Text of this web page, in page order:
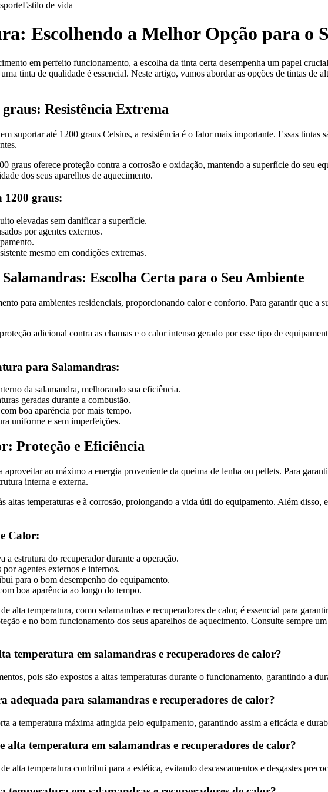
Estilo de vida
Escolhendo a Melhor Opção para o
em perfeito funcionamento, a escolha da tinta certa desempenha um papel
tinta de qualidade é essencial. Neste artigo, vamos abordar as opções de tintas de
Resistência Extrema
suportar até 1200 graus Celsius, a resistência é o fator mais importante. Essas
graus oferece proteção contra a corrosão e oxidação, mantendo a superfície do seu
dos seus aparelhos de aquecimento.
1200 graus:
elevadas sem danificar a superfície.
por agentes externos.
mesmo em condições extremas.
Escolha Certa para o Seu Ambiente
para ambientes residenciais, proporcionando calor e conforto. Para garantir que a
adicional contra as chamas e o calor intenso gerado por esse tipo de
para Salamandras:
da salamandra, melhorando sua eficiência.
geradas durante a combustão.
boa aparência por mais tempo.
uniforme e sem imperfeições.
Proteção e Eficiência
aproveitar ao máximo a energia proveniente da queima de lenha ou pellets. Para
interna e externa.
altas temperaturas e à corrosão, prolongando a vida útil do equipamento. Além
Calor:
a estrutura do recuperador durante a operação.
agentes externos e internos.
para o bom desempenho do equipamento.
boa aparência ao longo do tempo.
alta temperatura, como salamandras e recuperadores de calor, é essencial para
e no bom funcionamento dos seus aparelhos de aquecimento. Consulte sempre
temperatura em salamandras e recuperadores de calor?
pois são expostos a altas temperaturas durante o funcionamento, garantindo a
adequada para salamandras e recuperadores de calor?
a temperatura máxima atingida pelo equipamento, garantindo assim a eficácia e
alta temperatura em salamandras e recuperadores de calor?
alta temperatura contribui para a estética, evitando descascamentos e desgastes